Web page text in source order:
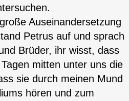
Auseinandersetzung
Petrus auf und sprach
Brüder, ihr wisst, dass
mitten unter uns die
sie durch meinen Mund
hören und zum